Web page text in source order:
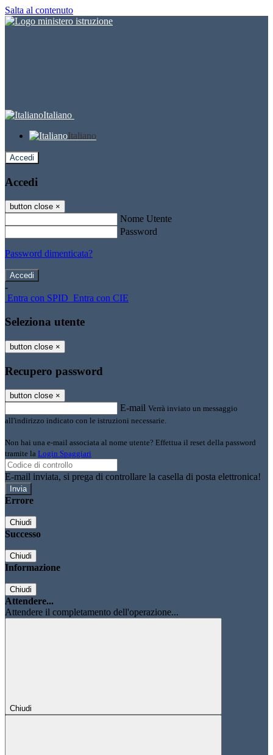
Salta al contenuto
Italiano
Italiano
Accedi
Accedi
button close ×
Nome Utente
Password
Password dimenticata?
-
Entra con SPID Entra con CIE
Seleziona utente
button close ×
Recupero password
button close ×
E-mail Verrà inviato un messaggio
all'indirizzo indicato con le istruzioni necessarie.
Non hai una e-mail associata al nome utente? Effettua il reset della password
tramite la Login Spaggiari
E-mail inviata, si prega di controllare la casella di posta elettronica!
Errore
Chiudi
Successo
Chiudi
Informazione
Chiudi
Attendere...
Attendere il completamento dell'operazione...
Chiudi